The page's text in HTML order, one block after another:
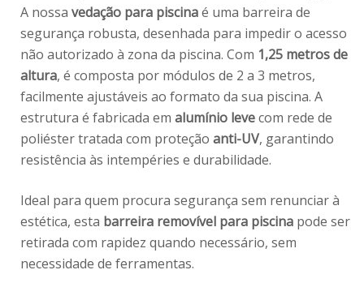
A nossa vedação para piscinaé uma barreira de
segurança robusta, desenhada para impedir o acesso
não autorizado à zona da piscina. Com 1,25 metros de
altura, é composta por módulos de 2 a 3 metros,
facilmente ajustáveis ao formato da sua piscina. A
estrutura é fabricada em alumínio levecom rede de
poliéster tratada com proteção anti-UV, garantindo
resistência às intempéries e durabilidade.
Ideal para quem procura segurança sem renunciar à
estética, esta barreira removível para piscina pode ser
retirada com rapidez quando necessário, sem
necessidade de ferramentas.